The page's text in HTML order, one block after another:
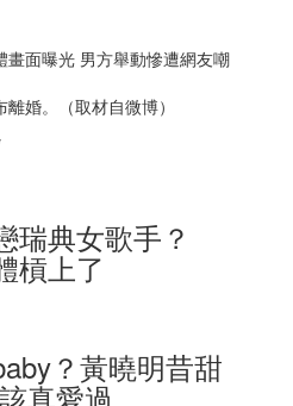
婚。（取材自微博）
瑞典女歌手？
槓上了
？黃曉明昔甜
真愛過